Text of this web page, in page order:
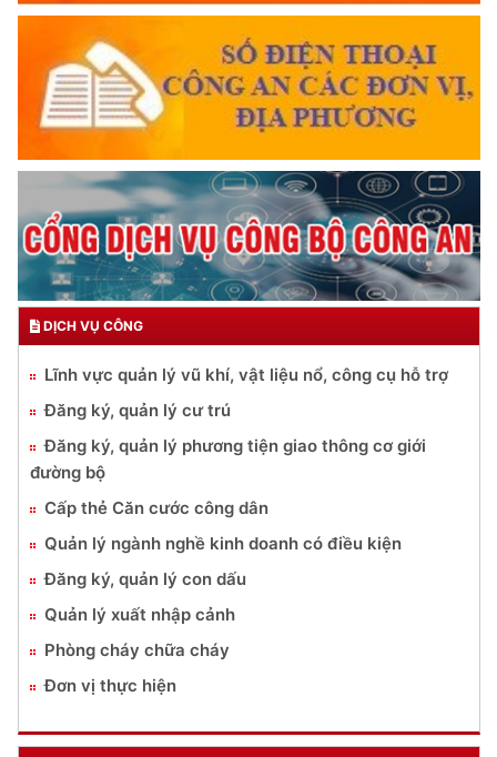
DỊCH VỤ CÔNG
Lĩnh vực quản lý vũ khí, vật liệu nổ, công cụ hỗ trợ
Đăng ký, quản lý cư trú
Đăng ký, quản lý phương tiện giao thông cơ giới
đường bộ
Cấp thẻ Căn cước công dân
Quản lý ngành nghề kinh doanh có điều kiện
Đăng ký, quản lý con dấu
Quản lý xuất nhập cảnh
Phòng cháy chữa cháy
Đơn vị thực hiện